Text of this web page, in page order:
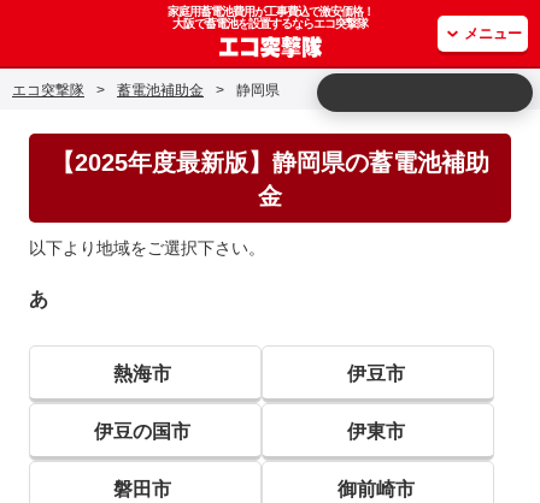
家庭用蓄電池費用が工事費込で激安価格！
大阪で蓄電池を設置するならエコ突撃隊
メニュー
エコ突撃隊 > 蓄電池補助金 > 静岡県
【2025年度最新版】静岡県の蓄電池補助
金
以下より地域をご選択下さい。
あ
熱海市 伊豆市
伊豆の国市 伊東市
磐田市 御前崎市